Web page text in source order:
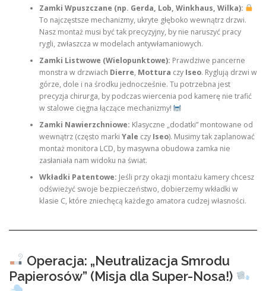
Zamki Wpuszczane (np. Gerda, Lob, Winkhaus, Wilka):
To najczęstsze mechanizmy, ukryte głęboko wewnątrz drzwi.
Nasz montaż musi być tak precyzyjny, by nie naruszyć pracy
rygli, zwłaszcza w modelach antywłamaniowych.
Zamki Listwowe (Wielopunktowe): Prawdziwe pancerne
monstra w drzwiach Dierre, Mottura czy Iseo. Ryglują drzwi w
górze, dole i na środku jednocześnie. Tu potrzebna jest
precyzja chirurga, by podczas wiercenia pod kamerę nie trafić
w stalowe cięgna łączące mechanizmy!
Zamki Nawierzchniowe: Klasyczne „dodatki” montowane od
wewnątrz (często marki Yale czy Iseo). Musimy tak zaplanować
montaż monitora LCD, by masywna obudowa zamka nie
zasłaniała nam widoku na świat.
Wkładki Patentowe: Jeśli przy okazji montażu kamery chcesz
odświeżyć swoje bezpieczeństwo, dobierzemy wkładki w
klasie C, które zniechęcą każdego amatora cudzej własności.
Operacja: „Neutralizacja Smrodu
Papierosów” (Misja dla Super-Nosa!)